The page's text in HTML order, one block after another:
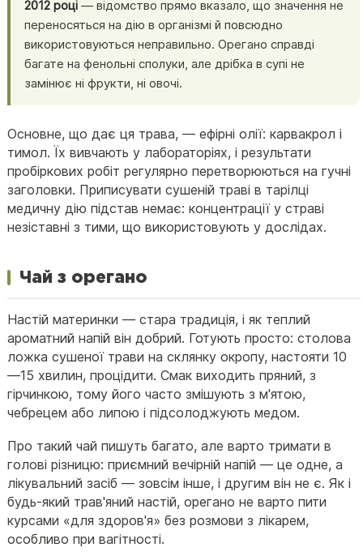
2012 році — відомство прямо вказало, що значення не
переносяться на дію в організмі й повсюдно
використовуються неправильно. Орегано справді
багате на фенольні сполуки, але дрібка в супі не
замінює ні фрукти, ні овочі.
Основне, що дає ця трава, — ефірні олії: карвакрол і
тимол. Їх вивчають у лабораторіях, і результати
пробіркових робіт регулярно перетворюються на гучні
заголовки. Приписувати сушеній траві в тарілці
медичну дію підстав немає: концентрації у страві
незіставні з тими, що використовують у дослідах.
Чай з орегано
Настій материнки — стара традиція, і як теплий
ароматний напій він добрий. Готують просто: столова
ложка сушеної трави на склянку окропу, настояти 10
—15 хвилин, процідити. Смак виходить пряний, з
гірчинкою, тому його часто змішують з м'ятою,
чебрецем або липою і підсолоджують медом.
Про такий чай пишуть багато, але варто тримати в
голові різницю: приємний вечірній напій — це одне, а
лікувальний засіб — зовсім інше, і другим він не є. Як і
будь-який трав'яний настій, орегано не варто пити
курсами «для здоров'я» без розмови з лікарем,
особливо при вагітності.